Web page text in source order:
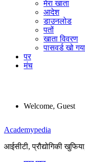
मेरा खाता
आदेश
डाउनलोड
पतों
खाता विवरण
पासवर्ड खो
पर
मंच
Welcome, Guest
Menu
Academypedia
आईसीटी, प्रौद्योगिकी